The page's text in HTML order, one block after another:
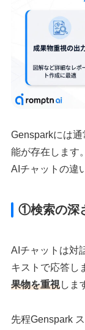
Gensparkには
能が存在します
AIチャットの違
①検索の深
AIチャットは対
キストで応答し
果物を重視しま
先程Genspark